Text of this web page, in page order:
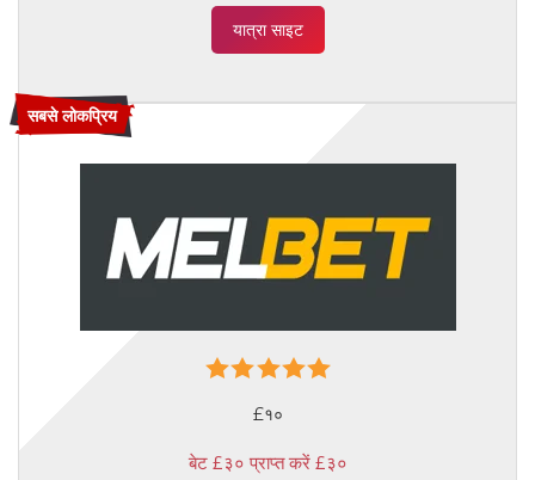
यात्रा साइट
सबसे लोकप्रिय
£१०
बेट £३० प्राप्त करें £३०